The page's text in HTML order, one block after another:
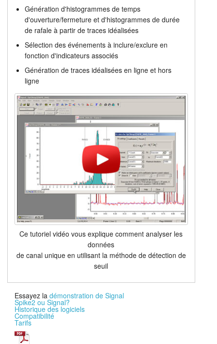
Génération d'histogrammes de temps
d'ouverture/fermeture et d'histogrammes de durée
de rafale à partir de traces idéalisées
Sélection des événements à inclure/exclure en
fonction d'indicateurs associés
Génération de traces idéalisées en ligne et hors
ligne
Ce tutoriel vidéo vous explique comment analyser les
données
de canal unique en utilisant la méthode de détection de
seuil
Essayez la démonstration de Signal
Spike2 ou Signal?
Historique des logiciels
Compatibilité
Tarifs